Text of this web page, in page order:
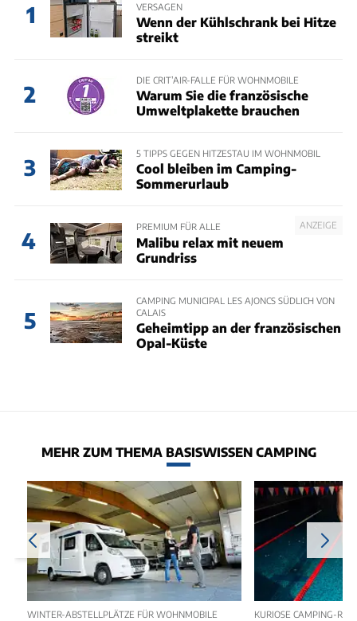
1 VERSAGEN
Wenn der Kühlschrank bei Hitze
streikt
2
DIE CRIT’AIR-FALLE FÜR WOHNMOBILE
Warum Sie die französische
Umweltplakette brauchen
3
5 TIPPS GEGEN HITZESTAU IM WOHNMOBIL
Cool bleiben im Camping-
Sommerurlaub
4
ANZEIGE
PREMIUM FÜR ALLE
Malibu relax mit neuem
Grundriss
5
CAMPING MUNICIPAL LES AJONCS SÜDLICH VON
CALAIS
Geheimtipp an der französischen
Opal-Küste
MEHR ZUM THEMA BASISWISSEN CAMPING
WINTER-ABSTELLPLÄTZE FÜR WOHNMOBILE KURIOSE CAMPING-